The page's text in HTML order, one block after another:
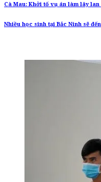
Cà Mau: Khởi tố vụ án làm lây
Nhiều học sinh tại Bắc Ninh sẽ